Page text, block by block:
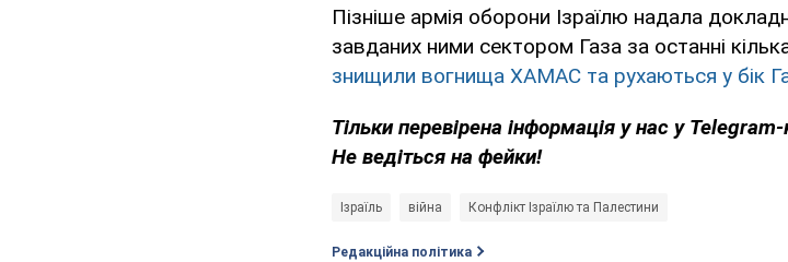
Пізніше армія оборони Ізраїлю надала
завданих ними сектором Газа за останні
знищили вогнища ХАМАС та рухаються у бік
Тільки перевірена інформація у нас у Telegram-
Не ведіться на фейки!
Ізраїль війна Конфлікт Ізраїлю та Палестини
Редакційна політика